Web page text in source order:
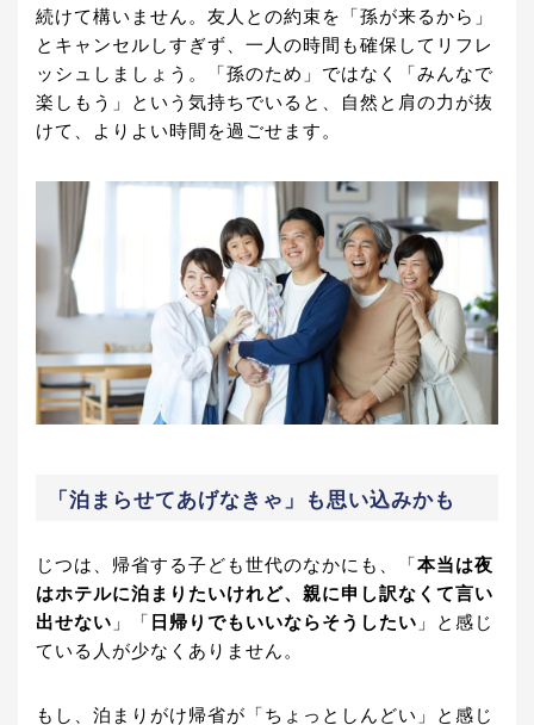
続けて構いません。友人との約束を「孫が来るから」
とキャンセルしすぎず、一人の時間も確保してリフレ
ッシュしましょう。「孫のため」ではなく「みんなで
楽しもう」という気持ちでいると、自然と肩の力が抜
けて、よりよい時間を過ごせます。
「泊まらせてあげなきゃ」も思い込みかも
じつは、帰省する子ども世代のなかにも、「 本当は夜
はホテルに泊まりたいけれど、親に申し訳なくて言い
出せない 」「 日帰りでもいいならそうしたい 」と感じ
ている人が少なくありません。
もし、泊まりがけ帰省が「ちょっとしんどい」と感じ